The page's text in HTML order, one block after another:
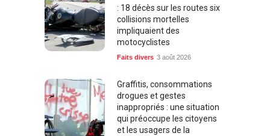
: 18 décès sur les routes six
collisions mortelles
impliquaient des
motocyclistes
Faits divers 3 août 2026
Graffitis, consommations
drogues et gestes
inappropriés : une situation
qui préoccupe les citoyens
et les usagers de la